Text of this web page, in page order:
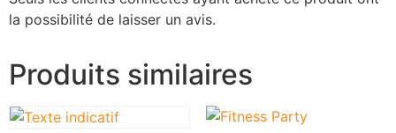
la possibilité de laisser un avis.
Produits similaires